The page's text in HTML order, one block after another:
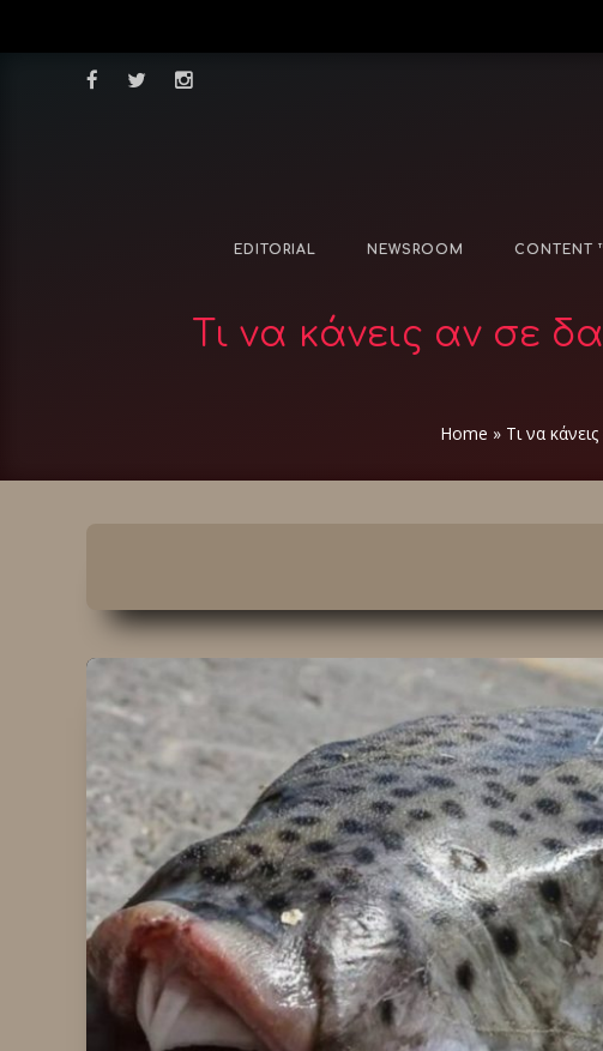
EDITORIAL NEWSROOM CONTENT
Τι να κάνεις αν σε
Home » Τι να